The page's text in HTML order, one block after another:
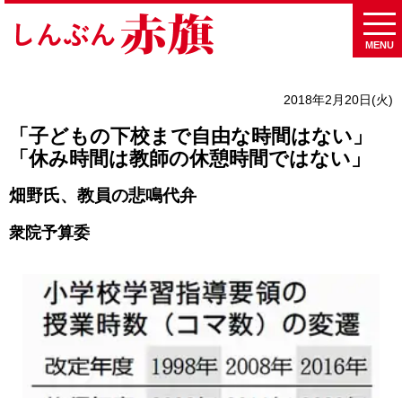
MENU
2018年2月20日(火)
「子どもの下校まで自由な時間はない」
「休み時間は教師の休憩時間ではない」
畑野氏、教員の悲鳴代弁
衆院予算委